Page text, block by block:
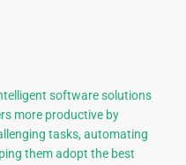
software solutions
more productive by
tasks, automating
them adopt the best